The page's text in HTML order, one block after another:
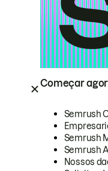
Começar
Semrush
Semrush
Semrush
Nossos